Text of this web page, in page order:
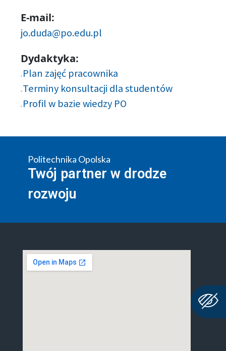
E-mail:
jo.duda@po.edu.pl
Dydaktyka:
Plan zajęć pracownika
Terminy konsultacji dla studentów
Profil w bazie wiedzy PO
Politechnika Opolska
Twój partner w drodze
rozwoju